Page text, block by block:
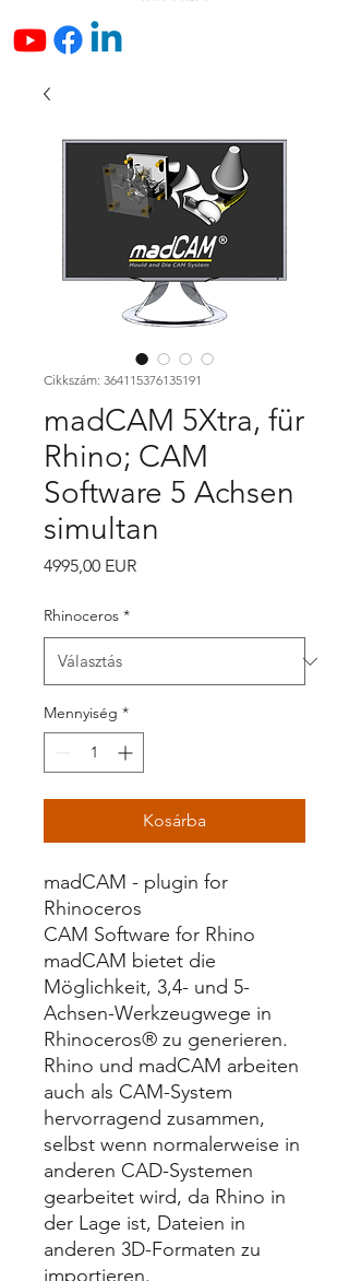
Cikkszám: 364115376135191
madCAM 5Xtra, für
Rhino; CAM
Software 5 Achsen
simultan
4995,00 EURÁr
Rhinoceros *
Mennyiség *
Kosárba
madCAM - plugin for
Rhinoceros
CAM Software for Rhino
madCAM bietet die
Möglichkeit, 3,4- und 5-
Achsen-Werkzeugwege in
Rhinoceros® zu generieren.
Rhino und madCAM arbeiten
auch als CAM-System
hervorragend zusammen,
selbst wenn normalerweise in
anderen CAD-Systemen
gearbeitet wird, da Rhino in
der Lage ist, Dateien in
anderen 3D-Formaten zu
importieren.